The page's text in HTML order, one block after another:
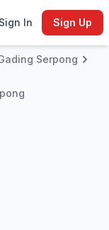
Sign In Sign Up
Serpong